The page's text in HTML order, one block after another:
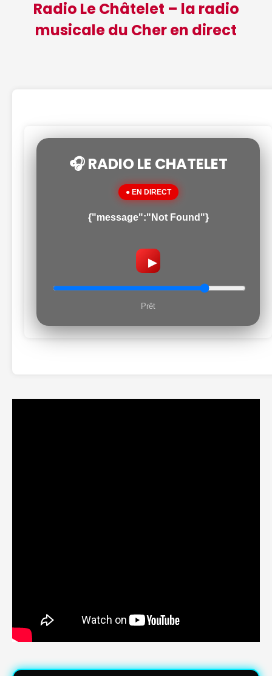
Radio Le Châtelet – la radio
musicale du Cher en direct
🎧 RADIO LE CHATELET
● EN DIRECT
{"message":"Not Found"}
▶
Prêt